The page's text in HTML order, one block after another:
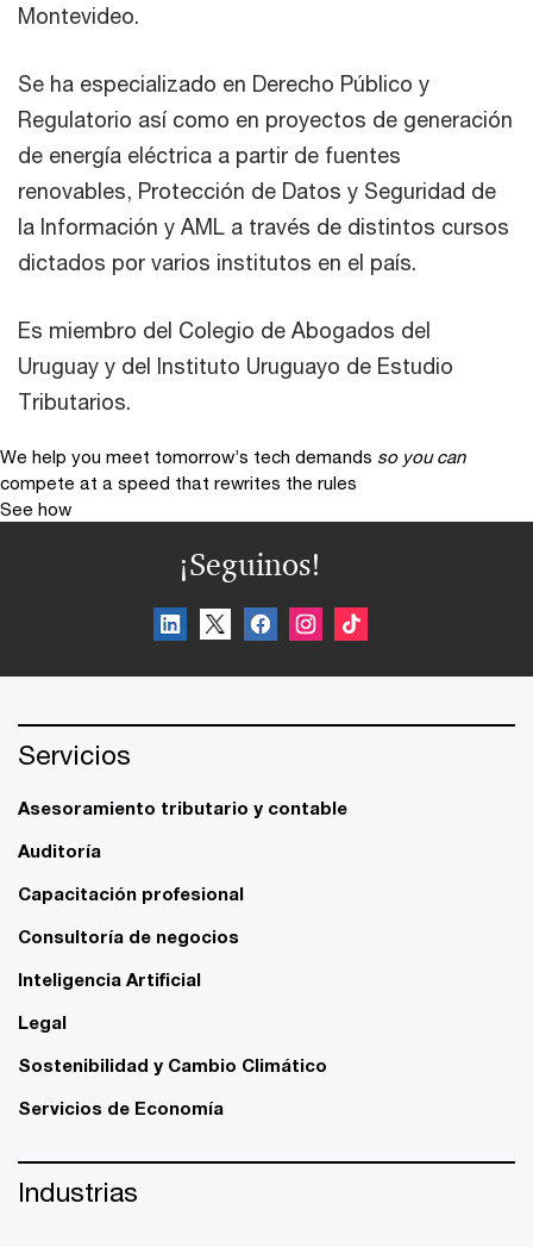
Montevideo.
Se ha especializado en Derecho Público y
Regulatorio así como en proyectos de generación
de energía eléctrica a partir de fuentes
renovables, Protección de Datos y Seguridad de
la Información y AML a través de distintos cursos
dictados por varios institutos en el país.
Es miembro del Colegio de Abogados del
Uruguay y del Instituto Uruguayo de Estudio
Tributarios.
We help you meet tomorrow’s tech demands so you can
compete at a speed that rewrites the rules
See how
¡Seguinos!
Servicios
Asesoramiento tributario y contable
Auditoría
Capacitación profesional
Consultoría de negocios
Inteligencia Artificial
Legal
Sostenibilidad y Cambio Climático
Servicios de Economía
Industrias